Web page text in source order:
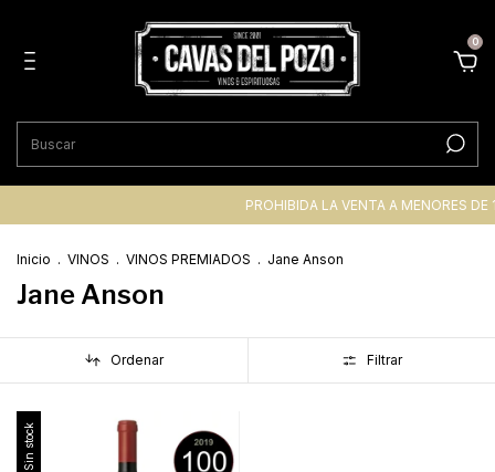
0
PROHIBIDA LA VENTA A MENORES DE
Inicio . VINOS . VINOS PREMIADOS . Jane Anson
Jane Anson
Ordenar Filtrar
Sin stock